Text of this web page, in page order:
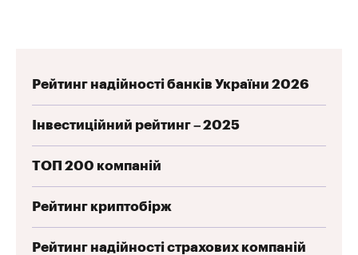
Рейтинг надійності банків України 2026
Інвестиційний рейтинг – 2025
ТОП 200 компаній
Рейтинг криптобірж
Рейтинг надійності страхових компаній